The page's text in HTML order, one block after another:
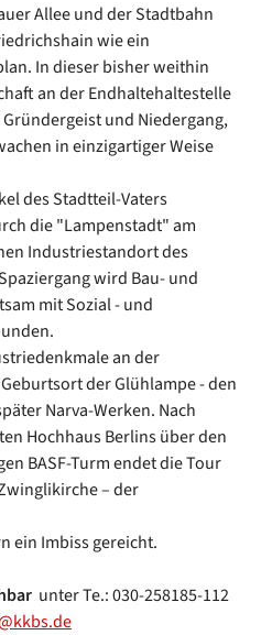
Allee und der Stadtbahn
wie ein
In dieser bisher weithin
an der Endhaltehaltestelle
und Niedergang,
in einzigartiger Weise
des Stadtteil-Vaters
die "Lampenstadt" am
Industriestandort des
wird Bau- und
mit Sozial - und
an der
der Glühlampe - den
Narva-Werken. Nach
Hochhaus Berlins über den
BASF-Turm endet die Tour
– der
ein Imbiss gereicht.
unter Te.: 030-258185-112